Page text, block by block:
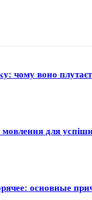
чому воно
для
основные